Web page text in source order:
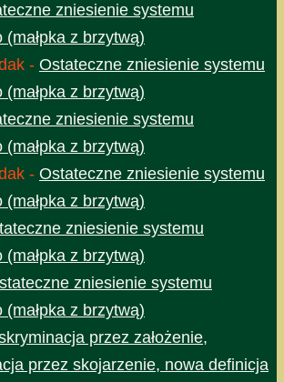
zniesienie systemu
(małpka z brzytwą)
- Ostateczne zniesienie systemu
(małpka z brzytwą)
zniesienie systemu
(małpka z brzytwą)
- Ostateczne zniesienie systemu
(małpka z brzytwą)
zniesienie systemu
(małpka z brzytwą)
zniesienie systemu
(małpka z brzytwą)
przez założenie,
przez skojarzenie, nowa definicja